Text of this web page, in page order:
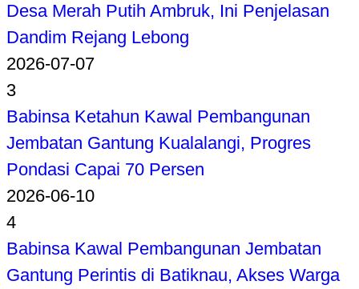
Desa Merah Putih Ambruk, Ini Penjelasan
Dandim Rejang Lebong
2026-07-07
3
Babinsa Ketahun Kawal Pembangunan
Jembatan Gantung Kualalangi, Progres
Pondasi Capai 70 Persen
2026-06-10
4
Babinsa Kawal Pembangunan Jembatan
Gantung Perintis di Batiknau, Akses Warga